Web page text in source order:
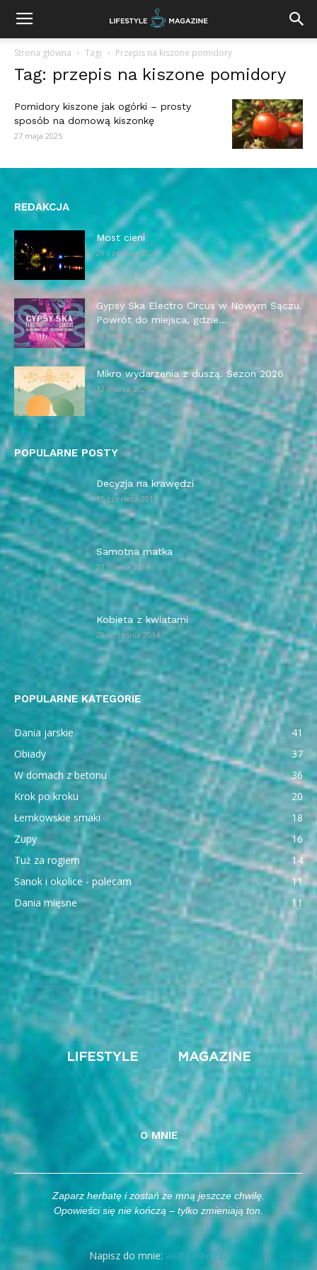
Strona główna Tagi Przepis na kiszone pomidory
Tag: przepis na kiszone pomidory
Pomidory kiszone jak ogórki – prosty
sposób na domową kiszonkę
27 maja 2025
REDAKCJA
Most cieni
29 czerwca 2026
Gypsy Ska Electro Circus w Nowym Sączu.
Powrót do miejsca, gdzie...
13 maja 2026
Mikro wydarzenia z duszą. Sezon 2026
12 marca 2026
POPULARNE POSTY
Decyzja na krawędzi
15 czerwca 2015
Samotna matka
21 marca 2014
Kobieta z kwiatami
28 września 2014
POPULARNE KATEGORIE
Dania jarskie
41
Obiady
37
W domach z betonu
36
Krok po kroku
20
Łemkowskie smaki
18
Zupy
16
Tuż za rogiem
14
Sanok i okolice - polecam
11
Dania mięsne
11
O MNIE
Zaparz herbatę i zostań ze mną jeszcze chwilę.
Opowieści się nie kończą – tylko zmieniają ton.
Napisz do mnie: avatea@o2.pl